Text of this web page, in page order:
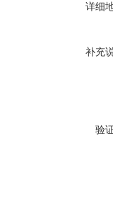
详细
补充
验